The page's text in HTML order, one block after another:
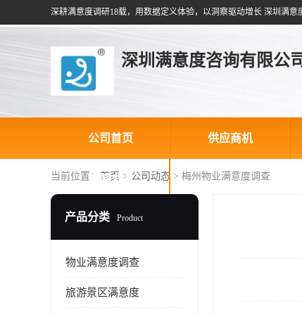
深耕满意度调研18载，用数据定义体验，以洞察驱动增长 深圳满意
深圳满意度咨询有限公
公司首页 供应商机
联系方式
当前位置： 首页 > 公司动态 > 梅州物业满意度调查
产品分类 Product
物业满意度调查
旅游景区满意度